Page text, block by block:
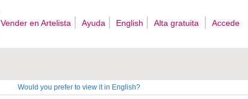
Vender en Artelista Ayuda English Alta gratuita Accede
Would you prefer to view it in English?